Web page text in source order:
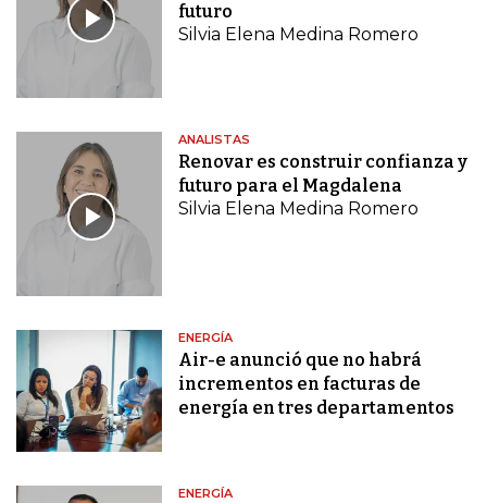
futuro
Silvia Elena Medina Romero
ANALISTAS
Renovar es construir confianza y
futuro para el Magdalena
Silvia Elena Medina Romero
ENERGÍA
Air-e anunció que no habrá
incrementos en facturas de
energía en tres departamentos
ENERGÍA